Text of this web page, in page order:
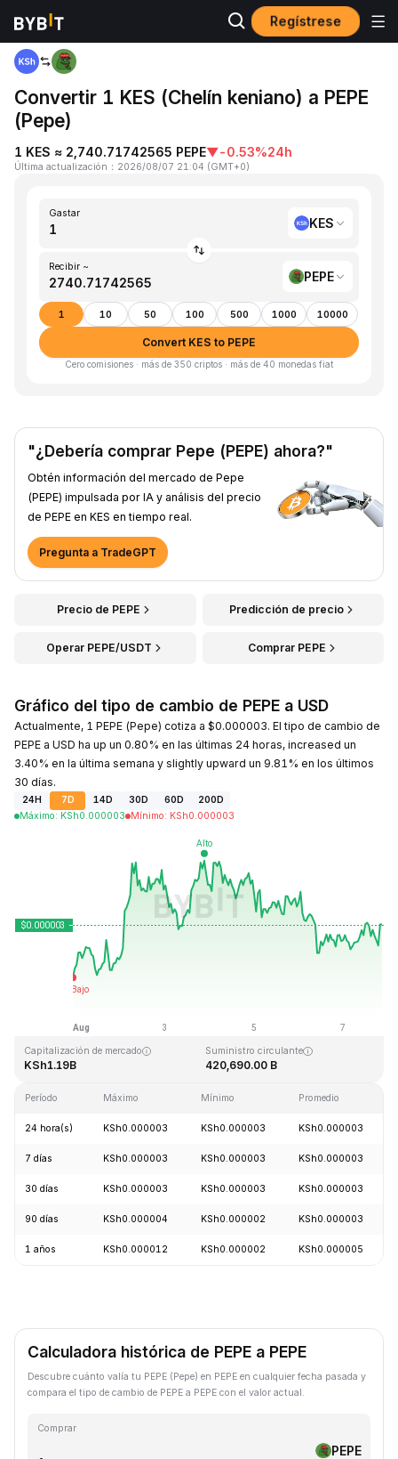
Regístrese
Inicio KES to PEPE
Convertir 1 KES (Chelín keniano) a PEPE
(Pepe)
1 KES ≈ 2,740.71742565 PEPE▼-0.53%24h
Última actualización ： 2026/08/07 21:04 (GMT+0)
Gastar
KES
Recibir ~
PEPE
1 10 50 100 500 1000 10000
Convert KES to PEPE
Cero comisiones · más de 350 criptos · más de 40 monedas fiat
"¿Debería comprar Pepe (PEPE) ahora?"
Obtén información del mercado de Pepe
(PEPE) impulsada por IA y análisis del precio
de PEPE en KES en tiempo real.
Pregunta a TradeGPT
Precio de PEPE Predicción de precio
Operar PEPE/USDT Comprar PEPE
Gráfico del tipo de cambio de PEPE a USD
Actualmente, 1 PEPE (Pepe) cotiza a $0.000003. El tipo de cambio de
PEPE a USD ha up un 0.80% en las últimas 24 horas, increased un
3.40% en la última semana y slightly upward un 9.81% en los últimos
30 días.
24H 7D 14D 30D 60D
200D
Máximo: KSh0.000003 Mínimo: KSh0.000003
Última actualización: 2026-08-07, 21:04 GMT+0
KSh0.000028 KSh0.000000
Capitalización de mercado
KSh1.19B
Suministro circulante
420,690.00 B
Período Máximo Mínimo Promedio
24 hora(s) KSh0.000003 KSh0.000003 KSh0.000003
7 días KSh0.000003 KSh0.000003 KSh0.000003
30 días KSh0.000003 KSh0.000003 KSh0.000003
90 días KSh0.000004 KSh0.000002 KSh0.000003
1 años KSh0.000012 KSh0.000002 KSh0.000005
Calculadora histórica de PEPE a PEPE
Descubre cuánto valía tu PEPE (Pepe) en PEPE en cualquier fecha pasada y
compara el tipo de cambio de PEPE a PEPE con el valor actual.
Comprar
PEPE